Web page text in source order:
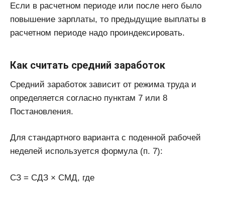
Если в расчетном периоде или после него было
повышение зарплаты, то предыдущие выплаты в
расчетном периоде надо проиндексировать.
Как считать средний заработок
Средний заработок зависит от режима труда и
определяется согласно пунктам 7 или 8
Постановления.
Для стандартного варианта с поденной рабочей
неделей используется формула (п. 7):
СЗ = СДЗ × СМД, где